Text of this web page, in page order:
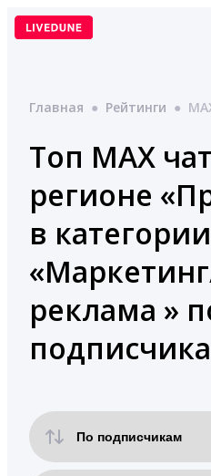
Перейти
Главная ● Рейтинги ●
Топ MAX
регионе
в категории
реклама »